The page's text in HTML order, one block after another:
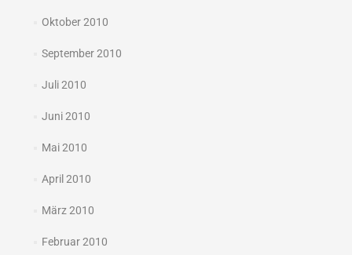
Oktober 2010
September 2010
Juli 2010
Juni 2010
Mai 2010
April 2010
März 2010
Februar 2010